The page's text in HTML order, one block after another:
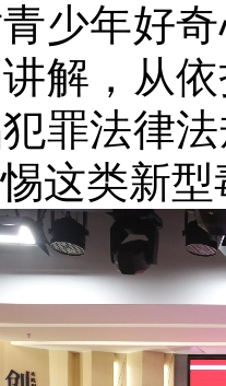
少年好
解，从
罪法律
这类新